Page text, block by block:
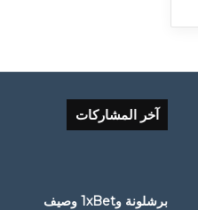
آخر المشاركات
برشلونة و1xBet وصيف